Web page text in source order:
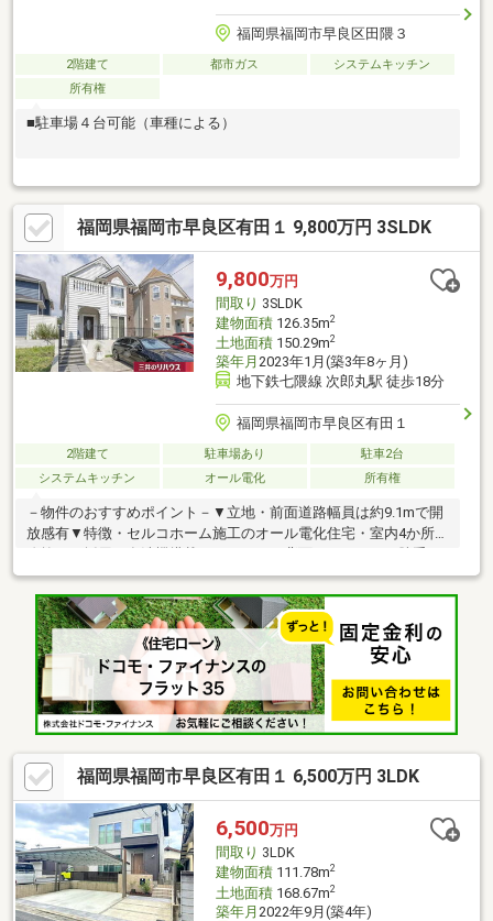
福岡県福岡市早良区田隈３
2階建て 都市ガス
システムキッチン
所有権
■駐車場４台可能（車種による）
福岡県福岡市早良区有田１ 9,800万円 3SLDK
9,800万円
間取り 3SLDK
建物面積126.35m2
土地面積150.29m2
築年月 2023年1月(築3年8ヶ月)
地下鉄七隈線 次郎丸駅 徒歩18分
福岡県福岡市早良区有田１
2階建て 駐車場あり
駐車2台
システムキッチン
オール電化 所有権
－物件のおすすめポイント－▼立地・前面道路幅員は約9.1mで開
放感有▼特徴・セルコホーム施工のオール電化住宅・室内4か所に
有・水回りの動線が短く、家事効率良好・ゆったりとした2階ホー
ル・小屋裏収納は約8.0帖、固定階段で昇降可能・SIC・大型の
WICなどの収納スペース有・駐車スペース普通車2台・軽自動車1
台分あり▼設備・1616サイズUB・複層ガラス▼周辺環境・マルキ
ョウ室住店 徒歩4分(約300m)■ ご希望の住まい探しをお手伝いし
ます ━━━━━・・・物件の詳細・ご相談はお気軽にお問い合わ
せください。
福岡県福岡市早良区有田１ 6,500万円 3LDK
6,500万円
間取り 3LDK
建物面積111.78m2
土地面積168.67m2
築年月 2022年9月(築4年)